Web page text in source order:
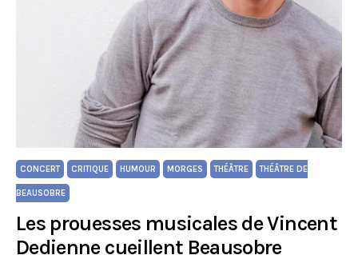
CONCERT CRITIQUE HUMOUR MORGES THÉÂTRE THÉÂTRE DE
BEAUSOBRE
Les prouesses musicales de Vincent
Dedienne cueillent Beausobre